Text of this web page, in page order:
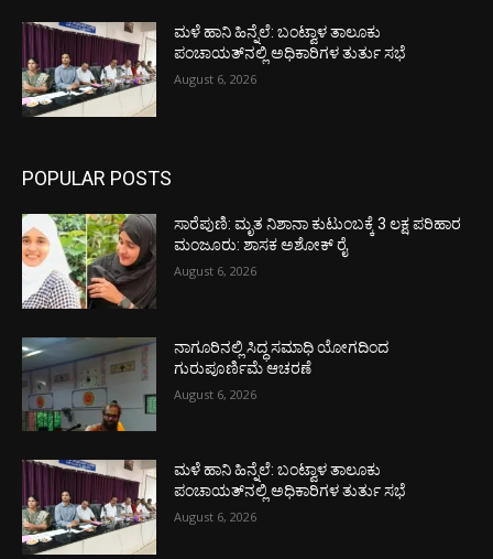
ಮಳೆ ಹಾನಿ ಹಿನ್ನೆಲೆ: ಬಂಟ್ವಾಳ ತಾಲೂಕು
ಪಂಚಾಯತ್‌ನಲ್ಲಿ ಅಧಿಕಾರಿಗಳ ತುರ್ತು ಸಭೆ
August 6, 2026
POPULAR POSTS
ಸಾರೆಪುಣಿ: ಮೃತ ನಿಶಾನಾ ಕುಟುಂಬಕ್ಕೆ 3 ಲಕ್ಷ ಪರಿಹಾರ
ಮಂಜೂರು: ಶಾಸಕ ಅಶೋಕ್ ರೈ
August 6, 2026
ನಾಗೂರಿನಲ್ಲಿ ಸಿದ್ಧ ಸಮಾಧಿ ಯೋಗದಿಂದ
ಗುರುಪೂರ್ಣಿಮೆ ಆಚರಣೆ
August 6, 2026
ಮಳೆ ಹಾನಿ ಹಿನ್ನೆಲೆ: ಬಂಟ್ವಾಳ ತಾಲೂಕು
ಪಂಚಾಯತ್‌ನಲ್ಲಿ ಅಧಿಕಾರಿಗಳ ತುರ್ತು ಸಭೆ
August 6, 2026